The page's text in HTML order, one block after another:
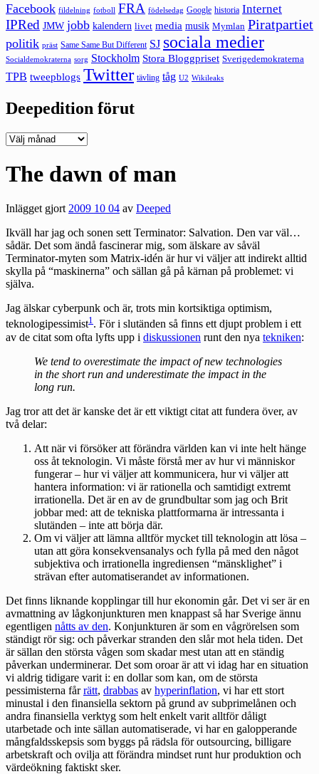
Facebook fildelning fotboll FRA födelsedag Google historia Internet
IPRed JMW jobb kalendern livet media musik Mymlan Piratpartiet
politik präst Same Same But Different SJ sociala medier
Socialdemokraterna sorg Stockholm Stora Bloggpriset Sverigedemokraterna
TPB tweepblogs Twitter tävling tåg U2 Wikileaks
Deepedition förut
Deepedition
The dawn of man
Inlägget gjort2009 10 04 av Deeped
Ikväll har jag och sonen sett Terminator: Salvation. Den var väl…
sådär. Det som ändå fascinerar mig, som älskare av såväl
Terminator-myten som Matrix-idén är hur vi väljer att indirekt alltid
skylla på “maskinerna” och sällan gå på kärnan på problemet: vi
själva.
Jag älskar cyberpunk och är, trots min kortsiktiga optimism,
teknologipessimist1. För i slutänden så finns ett djupt problem i ett
av de citat som ofta lyfts upp i diskussionen runt den nya tekniken:
We tend to overestimate the impact of new technologies
in the short run and underestimate the impact in the
long run.
Jag tror att det är kanske det är ett viktigt citat att fundera över, av
två delar:
Att när vi försöker att förändra världen kan vi inte helt hänge
oss åt teknologin. Vi måste förstå mer av hur vi människor
fungerar – hur vi väljer att kommunicera, hur vi väljer att
hantera information: vi är rationella och samtidigt extremt
irrationella. Det är en av de grundbultar som jag och Brit
jobbar med: att de tekniska plattformarna är intressanta i
slutänden – inte att börja där.
Om vi väljer att lämna alltför mycket till teknologin att lösa –
utan att göra konsekvensanalys och fylla på med den något
subjektiva och irrationella ingrediensen “mänsklighet” i
strävan efter automatiserandet av informationen.
Det finns liknande kopplingar till hur ekonomin går. Det vi ser är en
avmattning av lågkonjunkturen men knappast så har Sverige ännu
egentligen nåtts av den. Konjunkturen är som en vågrörelsen som
ständigt rör sig: och påverkar stranden den slår mot hela tiden. Det
är sällan den största vågen som skadar mest utan att en ständig
påverkan underminerar. Det som oroar är att vi idag har en situation
vi aldrig tidigare varit i: en dollar som kan, om de största
pessimisterna fårrätt, drabbas av hyperinflation, vi har ett stort
minustal i den finansiella sektorn på grund av subprimelånen och
andra finansiella verktyg som helt enkelt varit alltför dåligt
utarbetade och inte sällan automatiserade, vi har en galopperande
mångfaldsskepsis som byggs på rädsla för outsourcing, billigare
arbetskraft och ovilja att förändra mindset runt hur produktion och
värdeökning faktiskt sker.